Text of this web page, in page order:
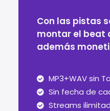
Con las pistas
montar el beat
además
MP3+WAV sin
Sin fecha de
Streams